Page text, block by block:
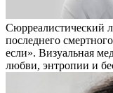
Сюрреалистический
последнего
если». Визуальная
любви, энтропии и